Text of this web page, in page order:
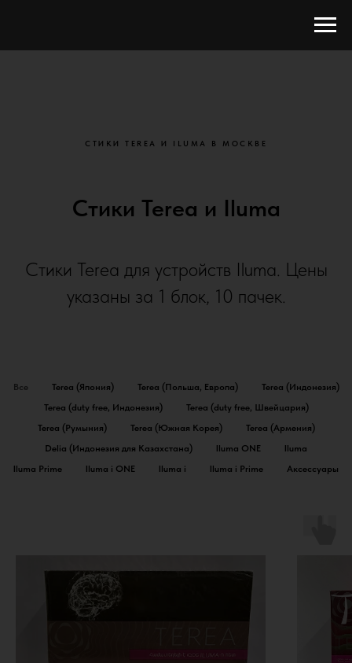
СТИКИ TEREA И ILUMA В МОСКВЕ
Стики Terea и Iluma
Стики Terea для устройств Iluma. Цены
указаны за 1 блок, 10 пачек.
Все Terea (Япония) Terea (Польша, Европа)
Terea (Индонезия)
Terea (duty free, Индонезия)
Terea (duty free, Швейцария)
Terea (Румыния)
Terea (Южная Корея)
Terea (Армения)
Delia (Индонезия для Казахстана)
Iluma ONE
Iluma
Iluma Prime
Iluma i ONE Iluma i Iluma i Prime Аксессуары